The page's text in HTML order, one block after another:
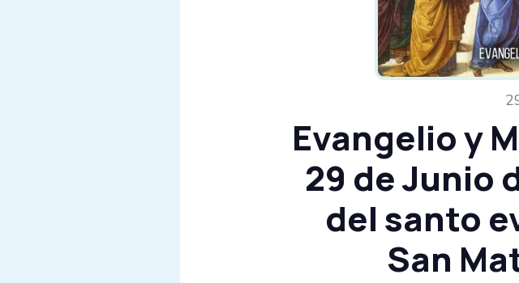
Evangelio y
29 de Junio
del santo
San